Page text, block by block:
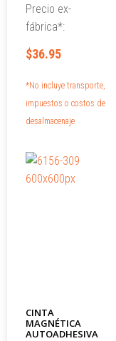
Precio ex-
fábrica*:
$36.95
*No incluye transporte,
impuestos o costos de
desalmacenaje.
CINTA
MAGNÉTICA
AUTOADHESIVA